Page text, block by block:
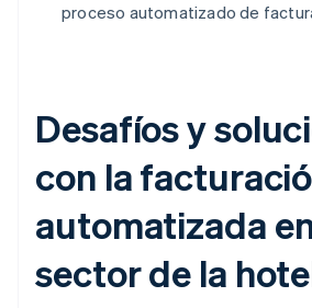
proceso automatizado de
Desafíos y
con la
automatizada
sector de la